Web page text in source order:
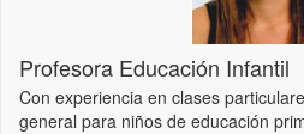
Profesora Educación Infantil
Con experiencia en clases
general para niños de educación